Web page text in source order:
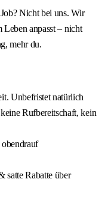
Nicht bei uns. Wir
anpasst – nicht
mehr du.
Unbefristet natürlich
Rufbereitschaft, kein
satte Rabatte über